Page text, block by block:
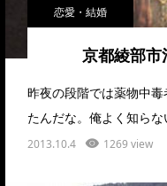
恋愛・結婚
京都綾部
昨夜の段階では薬物中
たんだな。俺よく知ら
2013.10.4 1269 view